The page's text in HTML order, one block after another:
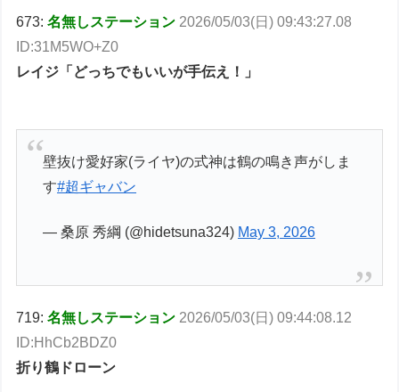
673:名無しステーション 2026/05/03(日) 09:43:27.08
ID:31M5WO+Z0
レイジ「どっちでもいいが手伝え！」
壁抜け愛好家(ライヤ)の式神は鶴の鳴き声がしま
す#超ギャバン
— 桑原 秀綱 (@hidetsuna324) May 3, 2026
719:名無しステーション 2026/05/03(日) 09:44:08.12
ID:HhCb2BDZ0
折り鶴ドローン